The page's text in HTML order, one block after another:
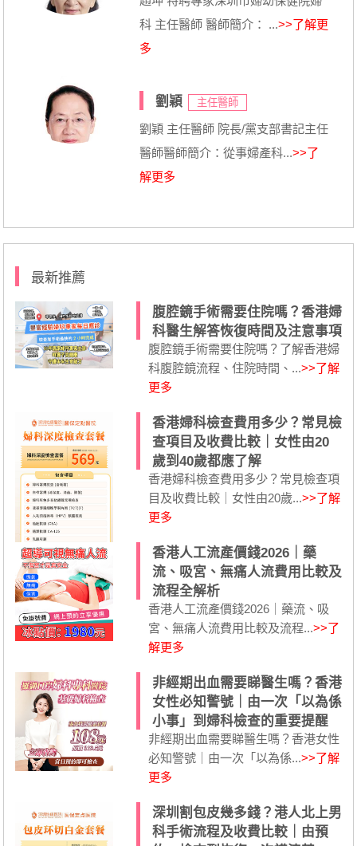
科 主任醫師 醫師簡介： ...>>了解更
多
劉穎 主任醫師
劉穎 主任醫師 院長/黨支部書記主任
醫師醫師簡介：從事婦產科...>>了
解更多
最新推薦
腹腔鏡手術需要住院嗎？香港婦
科醫生解答恢復時間及注意事項
腹腔鏡手術需要住院嗎？了解香港婦
科腹腔鏡流程、住院時間、...>>了解
更多
香港婦科檢查費用多少？常見檢
查項目及收費比較｜女性由20
歲到40歲都應了解
香港婦科檢查費用多少？常見檢查項
目及收費比較｜女性由20歲...>>了解
更多
香港人工流產價錢2026｜藥
流、吸宮、無痛人流費用比較及
流程全解析
香港人工流產價錢2026｜藥流、吸
宮、無痛人流費用比較及流程...>>了
解更多
非經期出血需要睇醫生嗎？香港
女性必知警號｜由一次「以為係
小事」到婦科檢查的重要提醒
非經期出血需要睇醫生嗎？香港女性
必知警號｜由一次「以為係...>>了解
更多
深圳割包皮幾多錢？港人北上男
科手術流程及收費比較｜由預